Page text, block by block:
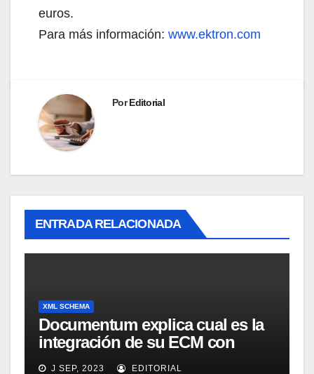
euros.
Para más información: www.ektron.com
PorEditorial
ENTRADA RELACIONADA
XML SCHEMA
Documentum explica cual es la
integración de su ECM con
Arbortext
J SEP, 2023 EDITORIAL